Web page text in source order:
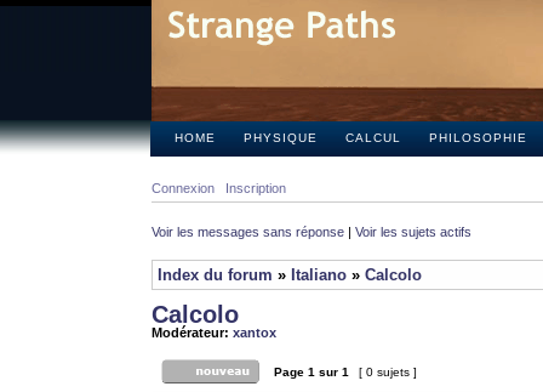
HOME PHYSIQUE CALCUL PHILOSOPHIE
Connexion Inscription
Voir les messages sans réponse | Voir les sujets actifs
Index du forum » Italiano » Calcolo
Calcolo
Modérateur: xantox
Page 1 sur 1 [ 0 sujets ]